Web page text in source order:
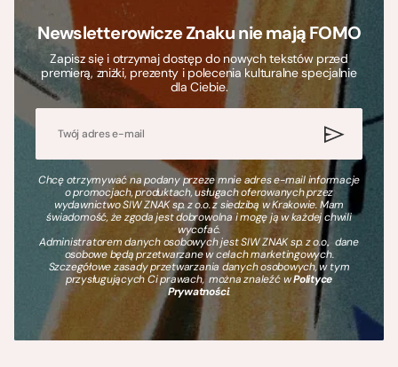
Newsletterowicze Znaku nie mają FOMO
Zapisz się i otrzymaj dostęp do nowych tekstów przed
premierą, zniżki, prezenty i polecenia kulturalne specjalnie
dla Ciebie.
Chcę otrzymywać na podany przeze mnie adres e-mail informacje
o promocjach, produktach, usługach oferowanych przez
wydawnictwo SIW ZNAK sp. z o.o. z siedzibą w Krakowie. Mam
świadomość, że zgoda jest dobrowolna i mogę ją w każdej chwili
wycofać.
Administratorem danych osobowych jest SIW ZNAK sp. z o.o., dane
osobowe będą przetwarzane w celach marketingowych.
Szczegółowe zasady przetwarzania danych osobowych, w tym
przysługujących Ci prawach, można znaleźć wPolityce
Prywatności.